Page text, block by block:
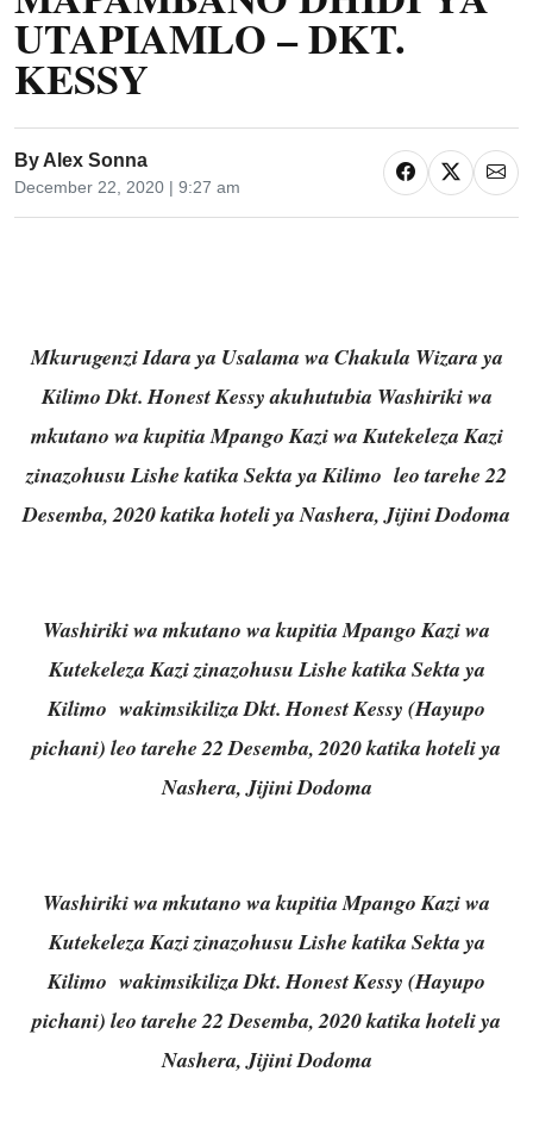
UTAPIAMLO – DKT.
KESSY
By Alex Sonna
December 22, 2020 | 9:27 am
Mkurugenzi Idara ya Usalama wa Chakula Wizara ya
Kilimo Dkt. Honest Kessy akuhutubia Washiriki wa
mkutano wa kupitia Mpango Kazi wa Kutekeleza Kazi
zinazohusu Lishe katika Sekta ya Kilimo leo tarehe 22
Desemba, 2020 katika hoteli ya Nashera, Jijini Dodoma
Washiriki wa mkutano wa kupitia Mpango Kazi wa
Kutekeleza Kazi zinazohusu Lishe katika Sekta ya
Kilimo wakimsikiliza Dkt. Honest Kessy (Hayupo
pichani) leo tarehe 22 Desemba, 2020 katika hoteli ya
Nashera, Jijini Dodoma
Washiriki wa mkutano wa kupitia Mpango Kazi wa
Kutekeleza Kazi zinazohusu Lishe katika Sekta ya
Kilimo wakimsikiliza Dkt. Honest Kessy (Hayupo
pichani) leo tarehe 22 Desemba, 2020 katika hoteli ya
Nashera, Jijini Dodoma